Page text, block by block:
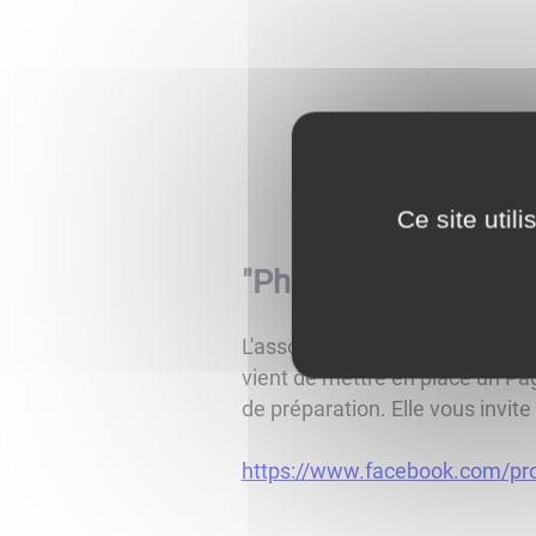
"Photo Rural
L'association Terre
vient de mettre en place un
de préparation. Elle vous
https://www.facebook.com/
Ce site